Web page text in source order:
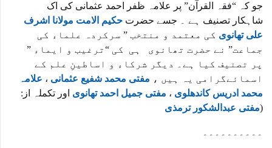
جو کہ “فقہ القرآن” پر علامہ ظفر احمد عثمانی کی اک
شاہکار تصنیف ہے ۔ جسے حضرت حکیم الامت مولانا اشرف
علی تھانوی کی معتمد و منتخب ” سرکردہ علماء کی
جماعت” نے حضرت تھانوی ہی کی “ترغیب و ایماء ”
پر تصنیف کیا ہے۔ دیگر شرکاء و اساطینِ علم کے
اسمائےگرامی یہ ہیں ، مفتی محمد شفیع عثمانی ، علامہ
محمد ادریس کاندھلوی ، مفتی جمیل احمد تھانوی اور تکملہ از:
مفتی عبدالشکور ترمذی)